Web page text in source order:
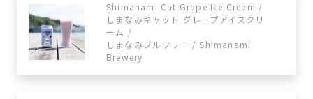
Shimanami Cat Grape Ice Cream /
しまなみキャット グレープアイスクリ
ーム /
しまなみブルワリー / Shimanami
Brewery